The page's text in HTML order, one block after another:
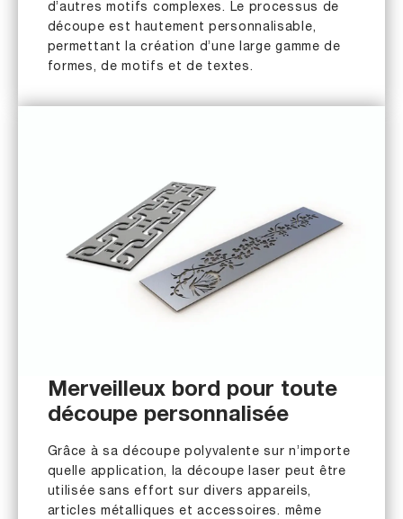
d’autres motifs complexes. Le processus de
découpe est hautement personnalisable,
permettant la création d’une large gamme de
formes, de motifs et de textes.
Merveilleux bord pour toute
découpe personnalisée
Grâce à sa découpe polyvalente sur n’importe
quelle application, la découpe laser peut être
utilisée sans effort sur divers appareils,
articles métalliques et accessoires. même